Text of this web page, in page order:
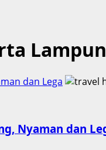
dan Lega
Nyaman dan